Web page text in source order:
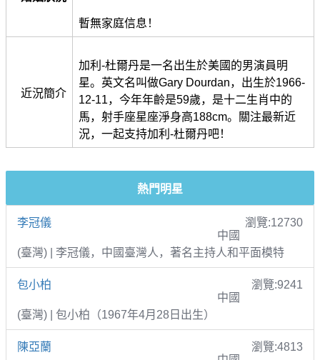
暫無家庭信息！
近況簡介
加利-杜爾丹是一名出生於美國的男演員明
星。英文名叫做Gary Dourdan，出生於1966-
12-11，今年年齡是59歲，是十二生肖中的
馬，射手座星座淨身高188cm。關注最新近
況，一起支持加利-杜爾丹吧！
熱門明星
李冠儀
瀏覽:12730
中國
(臺灣) | 李冠儀，中國臺灣人，著名主持人和平面模特
包小柏
瀏覽:9241
中國
(臺灣) | 包小柏（1967年4月28日出生）
陳亞蘭
瀏覽:4813